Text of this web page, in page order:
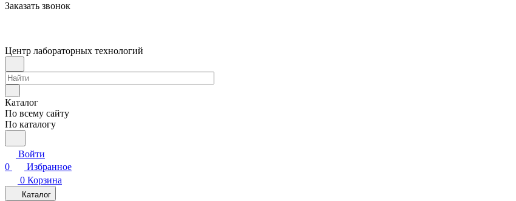
Заказать звонок
Центр лабораторных технологий
Каталог
По всему сайту
По каталогу
Войти
0
Избранное
0 Корзина
Каталог